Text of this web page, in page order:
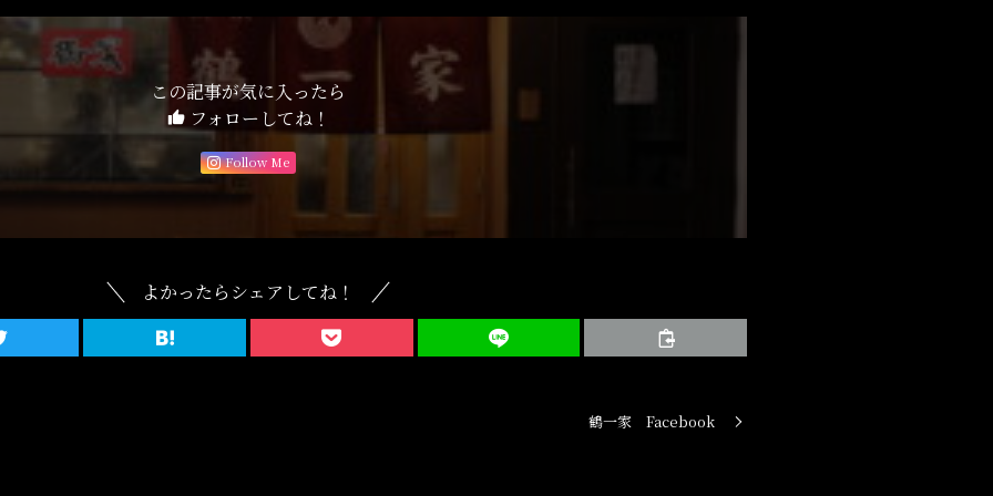
この記事が気に入ったら
フォローしてね！
Follow Me
よかったらシェアしてね！
鶴一家 Facebook